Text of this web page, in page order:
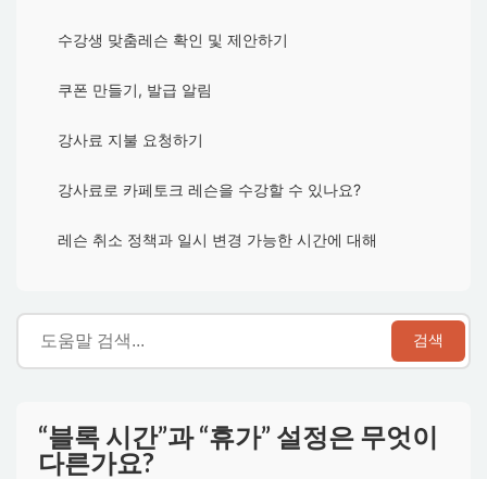
수강생 맞춤레슨 확인 및 제안하기
쿠폰 만들기, 발급 알림
강사료 지불 요청하기
강사료로 카페토크 레슨을 수강할 수 있나요?
레슨 취소 정책과 일시 변경 가능한 시간에 대해
검색
“블록 시간”과 “휴가” 설정은 무엇이
다른가요?